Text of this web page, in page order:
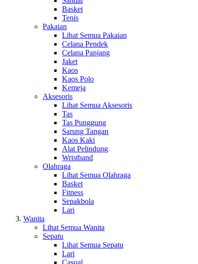
Basket
Tenis
Pakaian
Lihat Semua Pakaian
Celana Pendek
Celana Panjang
Jaket
Kaos
Kaos Polo
Kemeja
Aksesoris
Lihat Semua Aksesoris
Tas
Tas Punggung
Sarung Tangan
Kaos Kaki
Alat Pelindung
Wristband
Olahraga
Lihat Semua Olahraga
Basket
Fitness
Sepakbola
Lari
Wanita
Lihat Semua Wanita
Sepatu
Lihat Semua Sepatu
Lari
Casual